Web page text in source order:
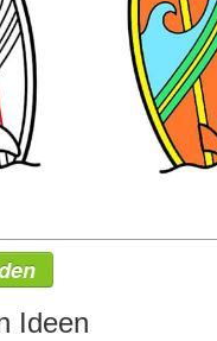
Ideen